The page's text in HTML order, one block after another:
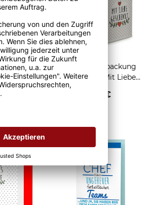
1
Fenster
€
Geschenkverpackung
für Tassen - Mit Liebe
2,95 €
zum Verschenken